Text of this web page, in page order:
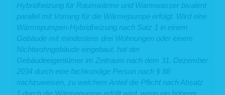
Hybridheizung für Raumwärme und Warmwasser bivalent
parallel mit Vorrang für die Wärmepumpe erfolgt. Wird eine
Wärmepumpen-Hybridheizung nach Satz 1 in einem
Gebäude mit mindestens drei Wohnungen oder einem
Nichtwohngebäude eingebaut, hat der
Gebäudeeigentümer im Zeitraum nach dem 31. Dezember
2034 durch eine fachkundige Person nach § 88
nachzuweisen, zu welchem Anteil die Pflicht nach Absatz
1 durch die Wärmepumpe erfüllt wird, wenn ein höherer
5. Verwendung von Cookies
Auf unseren Webseiten setzen wir Cookies ein. Cookies werden auf Ihrem
Cookie enthält eine charakteristische Zeichenfolge, die eine eindeutige
Identifizierung Deines Webbrowsers beim erneuten Aufrufen unserer Webseite
ermöglicht.
Cookies zur Reichweitenmessung ermöglichen es uns, anonyme statistische
Informationen über die Nutzung unserer Webseite zu erhalten und zu verstehen,
wie Besucher mit unseren Webseiten interagieren. Mithilfe dieser Cookies
können wir beispielsweise die Besucherzahlen auf unseren Webseiten ermitteln